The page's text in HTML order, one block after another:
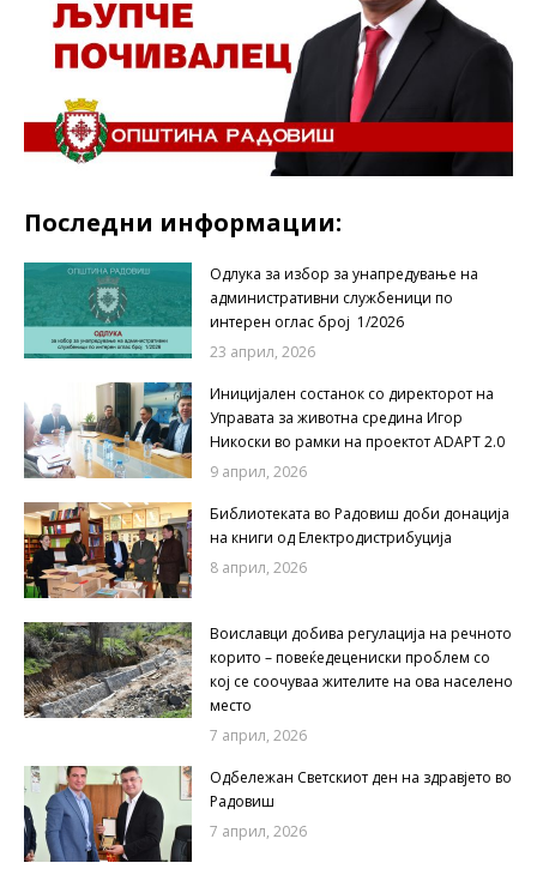
Последни информации:
Одлука за избор за унапредување на
административни службеници по
интерен оглас број 1/2026
23 април, 2026
Иницијален состанок со директорот на
Управата за животна средина Игор
Никоски во рамки на проектот ADAPT 2.0
9 април, 2026
Библиотеката во Радовиш доби донација
на книги од Електродистрибуција
8 април, 2026
Воиславци добива регулација на речното
корито – повеќедецениски проблем со
кој се соочуваа жителите на ова населено
место
7 април, 2026
Одбележан Светскиот ден на здравјето во
Радовиш
7 април, 2026